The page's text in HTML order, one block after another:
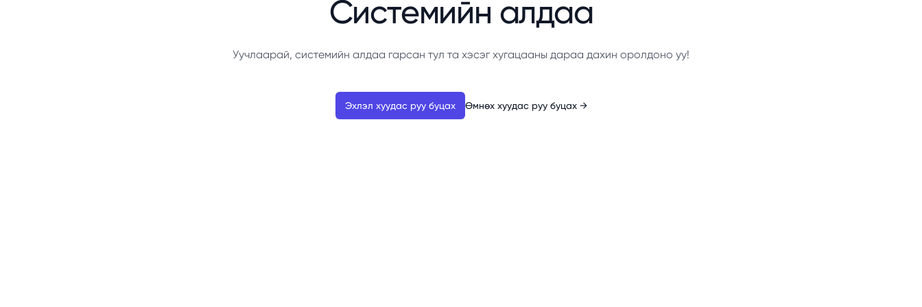
Системийн алдаа
Уучлаарай, системийн алдаа гарсан тул та хэсэг хугацааны дараа дахин оролдоно уу!
Эхлэл хуудас руу буцах Өмнөх хуудас руу буцах →